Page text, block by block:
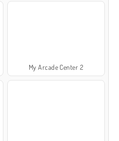
My Arcade Center 2